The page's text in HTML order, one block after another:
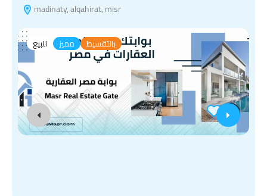
madinaty, alqahirat, misr
للبيع مميز بالتقسيط